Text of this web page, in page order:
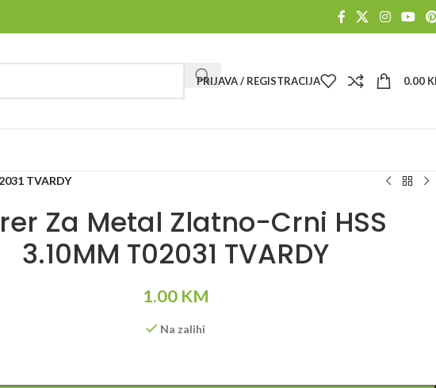
PRIJAVA / REGISTRACIJA 0.00
TVARDY
Za Metal Zlatno-Crni HSS
3.10MM T02031 TVARDY
1.00 KM
Na zalihi